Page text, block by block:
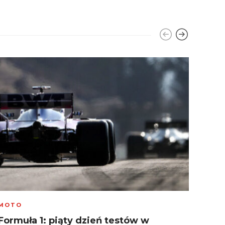
1: piąty dzień testów w